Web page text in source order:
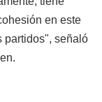
en este
partidos", señaló